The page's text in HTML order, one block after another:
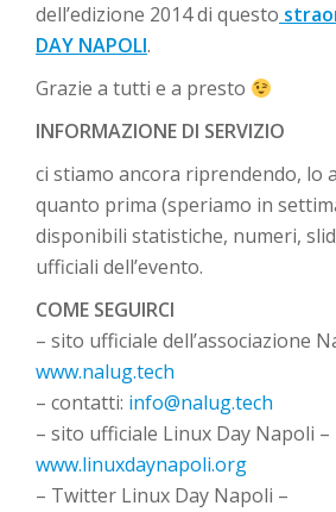
dell’edizione 2014 di questo
DAY NAPOLI.
Grazie a tutti e a presto
INFORMAZIONE DI SERVIZIO
ci stiamo ancora riprendendo, lo
quanto prima (speriamo in
disponibili statistiche, numeri,
ufficiali dell’evento.
COME SEGUIRCI
– sito ufficiale dell’associazione
www.nalug.tech
– contatti: info@nalug.tech
– sito ufficiale Linux Day Napoli –
www.linuxdaynapoli.org
– Twitter Linux Day Napoli –